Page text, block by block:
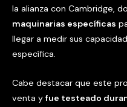
la alianza con Cambridge,
maquinarias específicas
llegar a medir sus
específica.
Cabe destacar que este
venta y fue testeado